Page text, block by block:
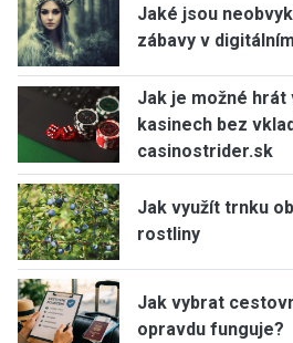
Jaké jsou
zábavy v
Jak je možné hrát
kasinech bez
casinostrider.sk
Jak využít trnku
rostliny
Jak vybrat
opravdu funguje?